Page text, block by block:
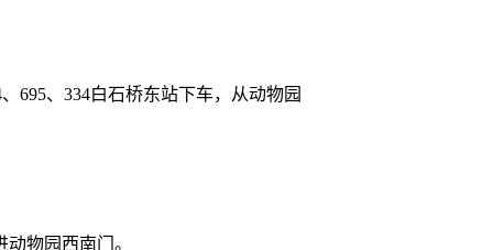
695、334白石桥东站下车，从动物园
物园西南门。